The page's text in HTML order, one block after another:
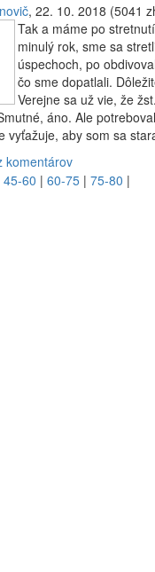
, 22. 10. 2018 (5041
Tak a máme po
minulý rok, sme sa
úspechoch, po
čo sme dopatlali.
Verejne sa už vie, že
áno. Ale
vyťažuje, aby som sa
komentárov
45-60 | 60-75 | 75-80 |